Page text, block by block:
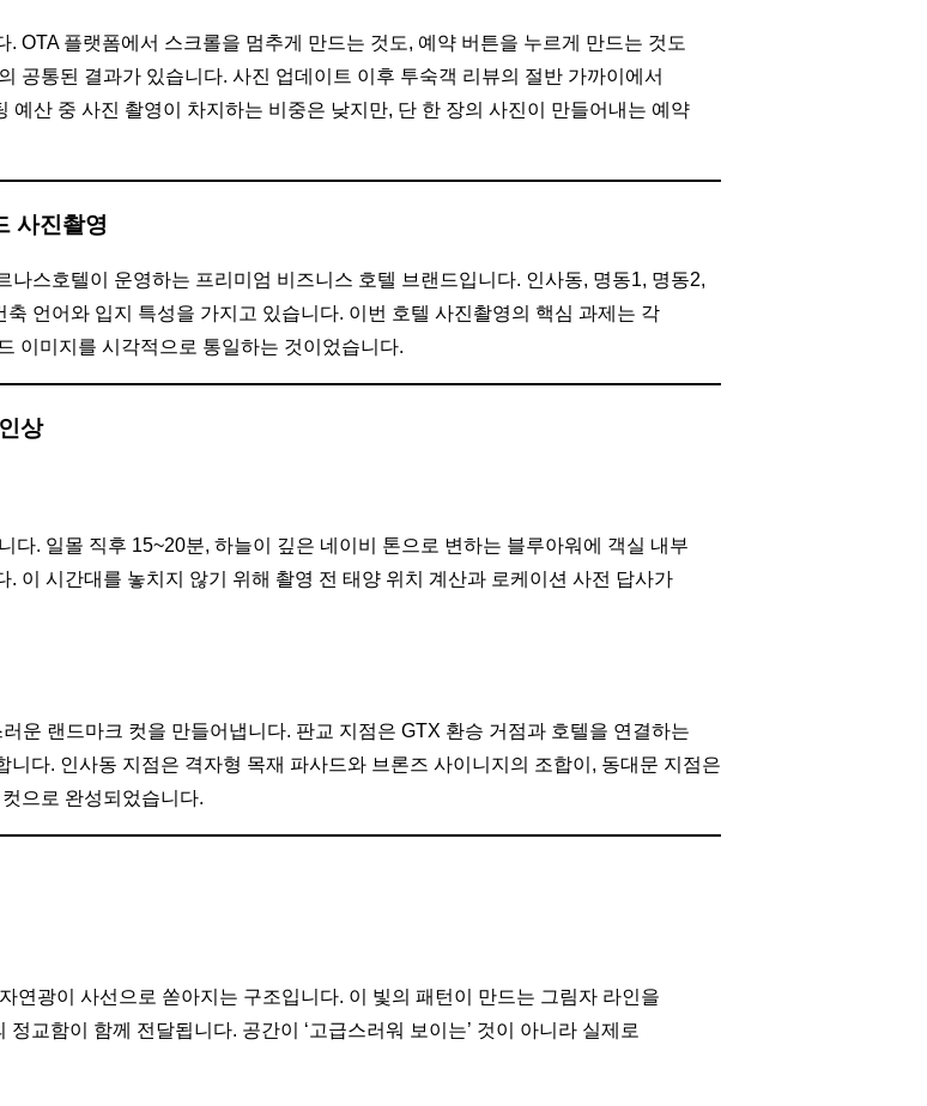
OTA 플랫폼에서 스크롤을 멈추게 만드는 것도, 예약 버튼을 누르게 만드는 것도
공통된 결과가 있습니다. 사진 업데이트 이후 투숙객 리뷰의 절반 가까이에서
예산 중 사진 촬영이 차지하는 비중은 낮지만, 단 한 장의 사진이 만들어내는 예약
사진촬영
스호텔이 운영하는 프리미엄 비즈니스 호텔 브랜드입니다. 인사동, 명동1, 명동2,
언어와 입지 특성을 가지고 있습니다. 이번 호텔 사진촬영의 핵심 과제는 각
이미지를 시각적으로 통일하는 것이었습니다.
상
다. 일몰 직후 15~20분, 하늘이 깊은 네이비 톤으로 변하는 블루아워에 객실 내부
이 시간대를 놓치지 않기 위해 촬영 전 태양 위치 계산과 로케이션 사전 답사가
운 랜드마크 컷을 만들어냅니다. 판교 지점은 GTX 환승 거점과 호텔을 연결하는
다. 인사동 지점은 격자형 목재 파사드와 브론즈 사이니지의 조합이, 동대문 지점은
으로 완성되었습니다.
연광이 사선으로 쏟아지는 구조입니다. 이 빛의 패턴이 만드는 그림자 라인을
교함이 함께 전달됩니다. 공간이 ‘고급스러워 보이는’ 것이 아니라 실제로